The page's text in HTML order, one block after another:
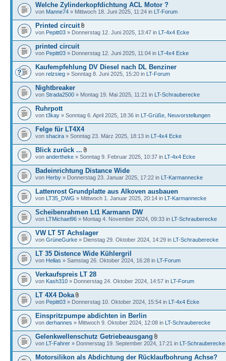
Welche Zylinderkopfdichtung ACL Motor ?
von Manne74 » Mittwoch 18. Juni 2025, 11:24 in LT-Forum
Printed circuit
von Pepitt03 » Donnerstag 12. Juni 2025, 13:47 in LT-4x4 Ecke
printed circuit
von Pepitt03 » Donnerstag 12. Juni 2025, 11:04 in LT-4x4 Ecke
Kaufempfehlung DV Diesel nach DL Benziner
von relzsieg » Sonntag 8. Juni 2025, 15:20 in LT-Forum
Nightbreaker
von Strada2500 » Montag 19. Mai 2025, 11:21 in LT-Schrauberecke
Ruhrpott
von t3kay » Sonntag 6. April 2025, 18:36 in LT-Grüße, Neuvorstellungen
Felge für LT4X4
von shacira » Sonntag 23. März 2025, 18:13 in LT-4x4 Ecke
Blick zurück ...
von andertheke » Sonntag 9. Februar 2025, 10:37 in LT-4x4 Ecke
Badeinrichtung Distance Wide
von Herby » Donnerstag 23. Januar 2025, 17:22 in LT-Karmannecke
Lattenrost Grundplatte aus Alkoven ausbauen
von LT35_DWG » Mittwoch 1. Januar 2025, 20:14 in LT-Karmannecke
Scheibenrahmen Lt1 Karmann DW
von LTMichael96 » Montag 4. November 2024, 09:33 in LT-Schrauberecke
VW LT 5T Achslager
von GrüneGurke » Dienstag 29. Oktober 2024, 14:29 in LT-Schrauberecke
LT 35 Distence Wide Kühlergril
von Hellas » Samstag 26. Oktober 2024, 16:28 in LT-Forum
Verkaufspreis LT 28
von Kash310 » Donnerstag 24. Oktober 2024, 14:57 in LT-Forum
LT 4X4 Doka
von Pepitt03 » Donnerstag 10. Oktober 2024, 15:54 in LT-4x4 Ecke
Einspritzpumpe abdichten in Berlin
von derhannes » Mittwoch 9. Oktober 2024, 12:08 in LT-Schrauberecke
Gelenkwellenschutz Getriebeausgang
von LT-Fahrer » Donnerstag 19. September 2024, 17:21 in LT-Schrauberecke
Motorsilikon als Abdichtung der Rücklaufbohrung Achse?